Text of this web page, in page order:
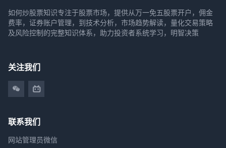
如何炒股票知识专注于股票市场，提供从万一免五股票开户，佣金
费率，证券账户管理，到技术分析，市场趋势解读，量化交易策略
及风险控制的完整知识体系，助力投资者系统学习，明智决策
关注我们
联系我们
网站管理员微信